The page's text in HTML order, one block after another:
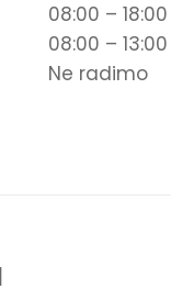
08:00 – 18:00
08:00 – 13:00
Ne radimo